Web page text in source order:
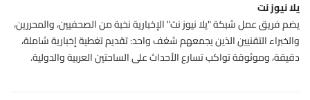
يلا نيوز نت
يضم فريق عمل شبكة "يلا نيوز نت" الإخبارية نخبة من الصحفيين، والمحررين،
والخبراء التقنيين الذين يجمعهم شغف واحد: تقديم تغطية إخبارية شاملة،
دقيقة، وموثوقة تواكب تسارع الأحداث على الساحتين العربية والدولية.